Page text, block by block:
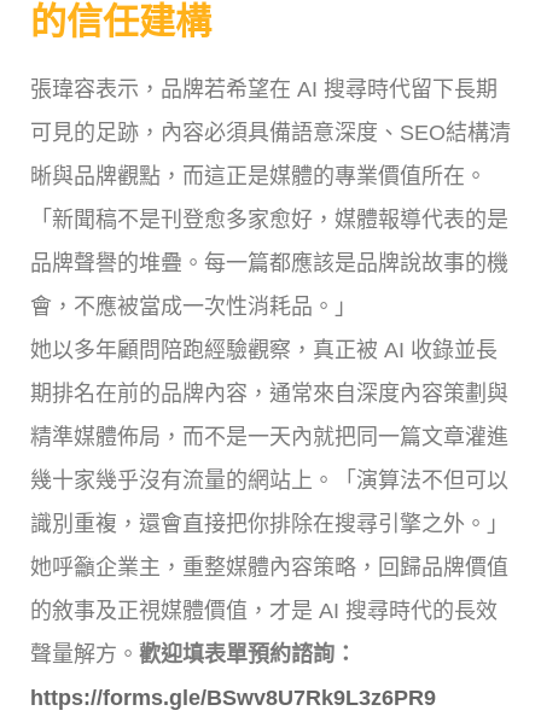
的信任建構
張瑋容表示，品牌若希望在 AI 搜尋時代留下長期
可見的足跡，內容必須具備語意深度、SEO結構清
晰與品牌觀點，而這正是媒體的專業價值所在。
「新聞稿不是刊登愈多家愈好，媒體報導代表的是
品牌聲譽的堆疊。每一篇都應該是品牌說故事的機
會，不應被當成一次性消耗品。」
她以多年顧問陪跑經驗觀察，真正被 AI 收錄並長
期排名在前的品牌內容，通常來自深度內容策劃與
精準媒體佈局，而不是一天內就把同一篇文章灌進
幾十家幾乎沒有流量的網站上。「演算法不但可以
識別重複，還會直接把你排除在搜尋引擎之外。」
她呼籲企業主，重整媒體內容策略，回歸品牌價值
的敘事及正視媒體價值，才是 AI 搜尋時代的長效
聲量解方。 歡迎填表單預約諮詢：
https://forms.gle/BSwv8U7Rk9L3z6PR9